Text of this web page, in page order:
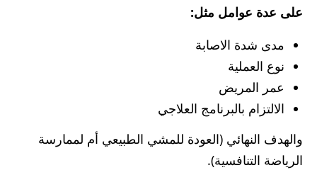
على عدة عوامل مثل:
مدى شدة الاصابة
نوع العملية
عمر المريض
الالتزام بالبرنامج العلاجي
والهدف النهائي (العودة للمشي الطبيعي أم لممارسة
الرياضة التنافسية).